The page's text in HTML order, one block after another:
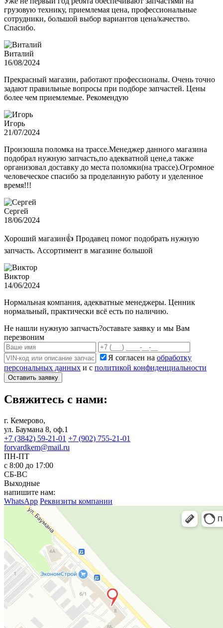
грузовую технику, приемлемая цена, профессиональные
сотрудники, большой выбор вариантов цена/качество.
Спасибо.
Виталий
16/08/2024
Прекрасный магазин, работают профессионалы. Очень точно
задают правильные вопросы при подборе запчастей. Цены
более чем приемлемые. Рекомендую
Игорь
21/07/2024
Произошла поломка на трассе.Менеджер данного магазина
подобрал нужную запчасть,по адекватной цене,а также
организовал доставку до места поломки(на трассе).Огромное
человеческое спасибо за проделанную работу и уделенное
время!!!
Сергей
18/06/2024
Хороший магазин👍 Продавец помог подобрать нужную
запчасть. Ассортимент в магазине большой
Виктор
14/06/2024
Нормальная компания, адекватные менеджеры. Ценник
нормальный, практически всё есть по наличию.
Не нашли нужную запчасть?оставьте заявку и мы Вам
перезвоним
Я согласен на обработку
персональных данных и с политикой конфиденциальности
Оставить заявку
Свяжитесь с нами:
г. Кемерово,
ул. Баумана 8, оф.1
+7 (3842) 59-21-01 +7 (902) 755-21-01
forvardkem@mail.ru
ПН-ПТ
с 8:00 до 17:00
СБ-ВС
Выходные
напишите нам:
WhatsApp Реквизиты компании